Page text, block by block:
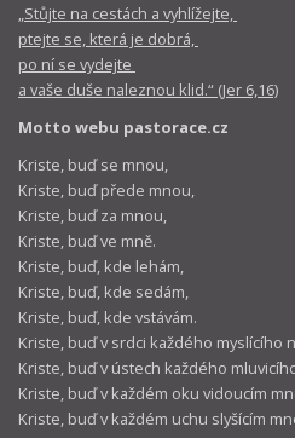
„Stůjte na cestách a vyhlížejte,
ptejte se, která je dobrá,
po ní se vydejte
a vaše duše naleznou klid.“ (Jer 6,16)
Motto webu pastorace.cz
Kriste, buď se mnou,
Kriste, buď přede mnou,
Kriste, buď za mnou,
Kriste, buď ve mně.
Kriste, buď, kde lehám,
Kriste, buď, kde sedám,
Kriste, buď, kde vstávám.
Kriste, buď v srdci každého myslícího
Kriste, buď v ústech každého
Kriste, buď v každém oku vidoucím
Kriste, buď v každém uchu slyšícím